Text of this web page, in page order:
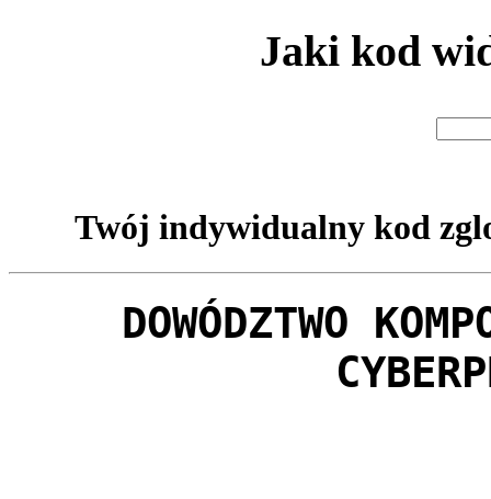
Jaki kod
Twój indywidualny kod
DOWÓDZTWO